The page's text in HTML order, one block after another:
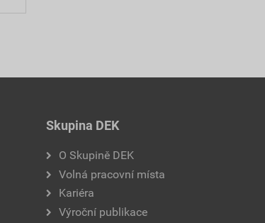
Skupina DEK
O Skupině DEK
Volná pracovní místa
Kariéra
Výroční publikace